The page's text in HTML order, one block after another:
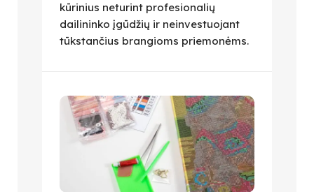
kūrinius neturint profesionalių
dailininko įgūdžių ir neinvestuojant
tūkstančius brangioms priemonėms.